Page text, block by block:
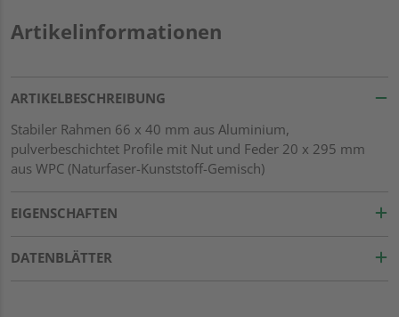
Artikelinformationen
ARTIKELBESCHREIBUNG
Stabiler Rahmen 66 x 40 mm aus Aluminium,
pulverbeschichtet Profile mit Nut und Feder 20 x 295 mm
aus WPC (Naturfaser-Kunststoff-Gemisch)
EIGENSCHAFTEN
DATENBLÄTTER